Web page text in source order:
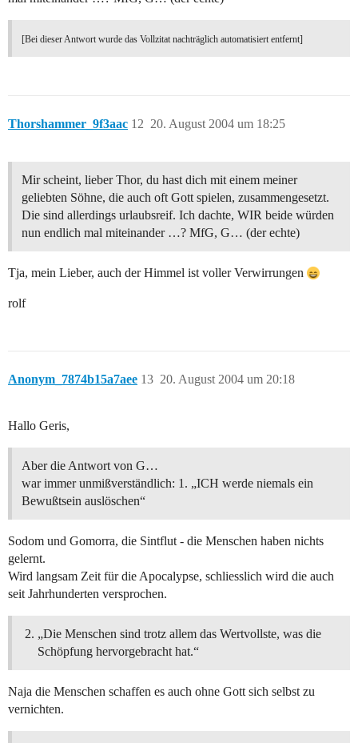
[Bei dieser Antwort wurde das Vollzitat nachträglich automatisiert entfernt]
Thorshammer_9f3aac 20. August 2004 um 18:25
12
Mir scheint, lieber Thor, du hast dich mit einem meiner
geliebten Söhne, die auch oft Gott spielen, zusammengesetzt.
Die sind allerdings urlaubsreif. Ich dachte, WIR beide würden
nun endlich mal miteinander …? MfG, G… (der echte)
Tja, mein Lieber, auch der Himmel ist voller Verwirrungen
rolf
Anonym_7874b15a7aee 20. August 2004 um 20:18
13
Hallo Geris,
Aber die Antwort von G…
war immer unmißverständlich: 1. „ICH werde niemals ein
Bewußtsein auslöschen“
Sodom und Gomorra, die Sintflut - die Menschen haben nichts
gelernt.
Wird langsam Zeit für die Apocalypse, schliesslich wird die auch
seit Jahrhunderten versprochen.
„Die Menschen sind trotz allem das Wertvollste, was die
Schöpfung hervorgebracht hat.“
Naja die Menschen schaffen es auch ohne Gott sich selbst zu
vernichten.